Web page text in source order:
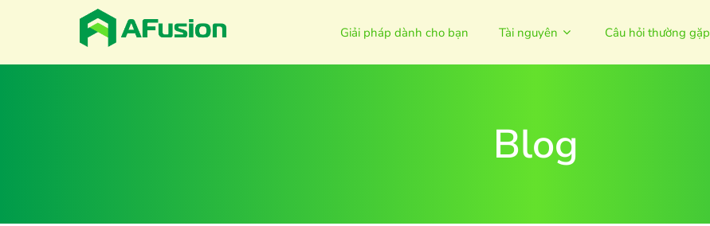
Giải pháp dành cho bạn Tài nguyên Câu hỏi thường gặp
Blog